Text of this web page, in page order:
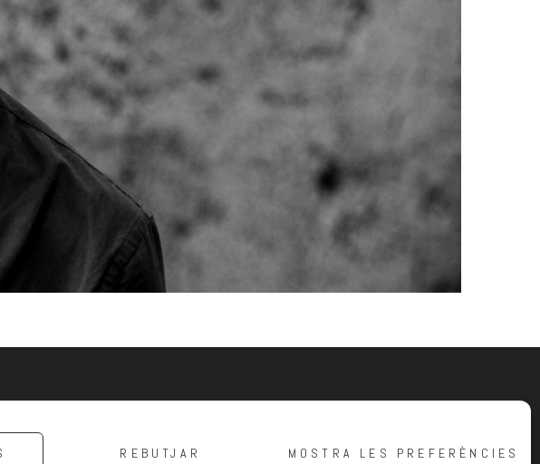
REBUTJAR MOSTRA LES PREFERÈNCIES